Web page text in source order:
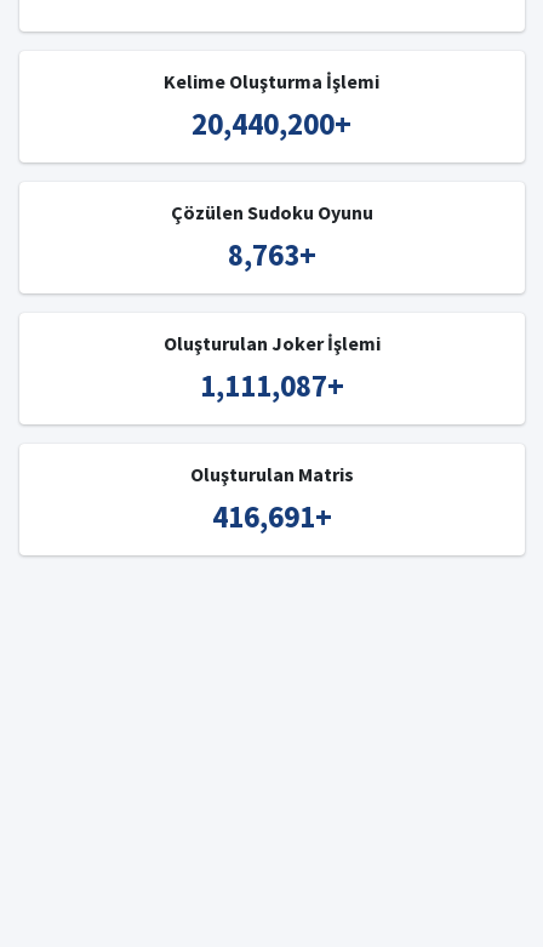
Kelime Oluşturma İşlemi
20,440,200+
Çözülen Sudoku Oyunu
8,763+
Oluşturulan Joker İşlemi
1,111,087+
Oluşturulan Matris
416,691+